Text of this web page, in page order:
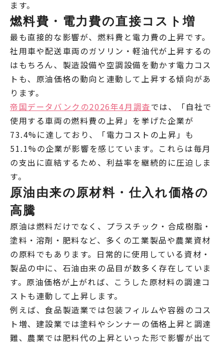
ます。
燃料費・電力費の直接コスト増
最も直接的な影響が、燃料費と電力費の上昇です。
社用車や配送車両のガソリン・軽油代が上昇するの
はもちろん、製造設備や空調設備を動かす電力コス
トも、原油価格の動向と連動して上昇する傾向があ
ります。
帝国データバンクの2026年4月調査では、「自社で
使用する車両の燃料費の上昇」を挙げた企業が
73.4%に達しており、「電力コストの上昇」も
51.1%の企業が影響を感じています。これらは毎月
の支出に直結するため、利益率を継続的に圧迫しま
す。
原油由来の原材料・仕入れ価格の
高騰
原油は燃料だけでなく、プラスチック・合成樹脂・
塗料・溶剤・肥料など、多くの工業製品や農業資材
の原料でもあります。日常的に使用している資材・
製品の中に、石油由来の品目が数多く存在していま
す。原油価格が上がれば、こうした原材料の調達コ
ストも連動して上昇します。
例えば、食品製造業では包装フィルムや容器のコス
ト増、建設業では塗料やシンナーの価格上昇と調達
難、農業では肥料代の上昇といった形で影響が出て